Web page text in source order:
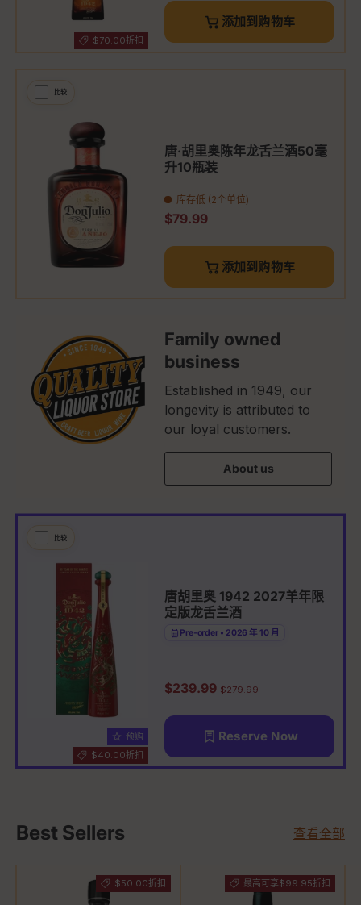
$70.00折扣
添加到购物车
比较
唐·胡里奥陈年龙舌兰酒50毫
升10瓶装
库存低 (2个单位)
原价
$79.99
添加到购物车
Family owned
business
Established in 1949, our
longevity is attributed to
our loyal customers.
About us
比较
预购
$40.00折扣
唐胡里奥 1942 2027羊年限
定版龙舌兰酒
Pre-order • 2026 年 10 月
促销价
$239.99 原价
$279.99
Reserve Now
Best Sellers 查看全部
$50.00折扣 最高可享$99.95折扣